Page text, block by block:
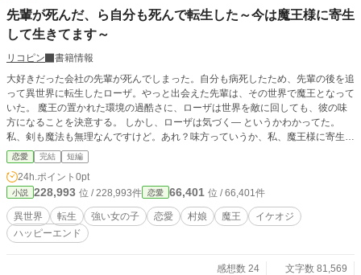
先輩が死んだ、ら自分も死んで転生した～今は魔王様に寄生
して生きてます～
リコピン
書籍情報
大好きだった会社の先輩が死んでしまった。自分も病死したため、先輩の後を追
って異世界に転生したローザ。やっと出会えた先輩は、その世界で魔王となって
いた。 魔王の置かれた環境の過酷さに、ローザは世界を敵に回しても、彼の味
方になることを決意する。 しかし、ローザは気づく― というかわかってた。
私、剣も魔法も無理なんですけど。あれ？味方っていうか、私、魔王様に寄生し
てるだけ？ ※初っぱなから人が亡くなる表現があります。お気をつけ下さい ※
コメディ、ほのぼの日常より、たまにダークのお話です
恋愛 完結 短編
24h.ポイント 0pt
小説 228,993 位 / 228,993件 恋愛 66,401 位 / 66,401件
異世界 転生 強い女の子 恋愛 村娘 魔王
イケオジ
ハッピーエンド
感想数 24
文字数 81,569